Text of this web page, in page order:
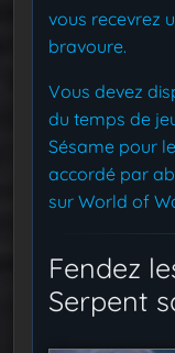
vous recevrez
bravoure.
Vous devez
du temps de
Sésame pour
accordé par
sur World of
Fendez
Serpent